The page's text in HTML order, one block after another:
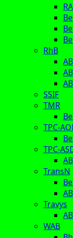
RhB
SSIF
TMR
TPC-
TPC-
TransN
Travys
WAB